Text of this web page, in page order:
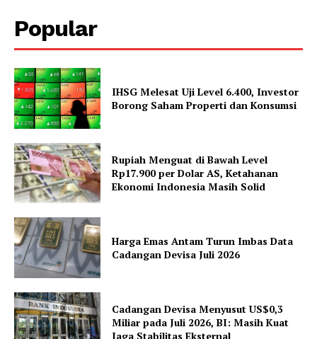
Popular
IHSG Melesat Uji Level 6.400, Investor
Borong Saham Properti dan Konsumsi
Rupiah Menguat di Bawah Level
Rp17.900 per Dolar AS, Ketahanan
Ekonomi Indonesia Masih Solid
Harga Emas Antam Turun Imbas Data
Cadangan Devisa Juli 2026
Cadangan Devisa Menyusut US$0,3
Miliar pada Juli 2026, BI: Masih Kuat
Jaga Stabilitas Eksternal